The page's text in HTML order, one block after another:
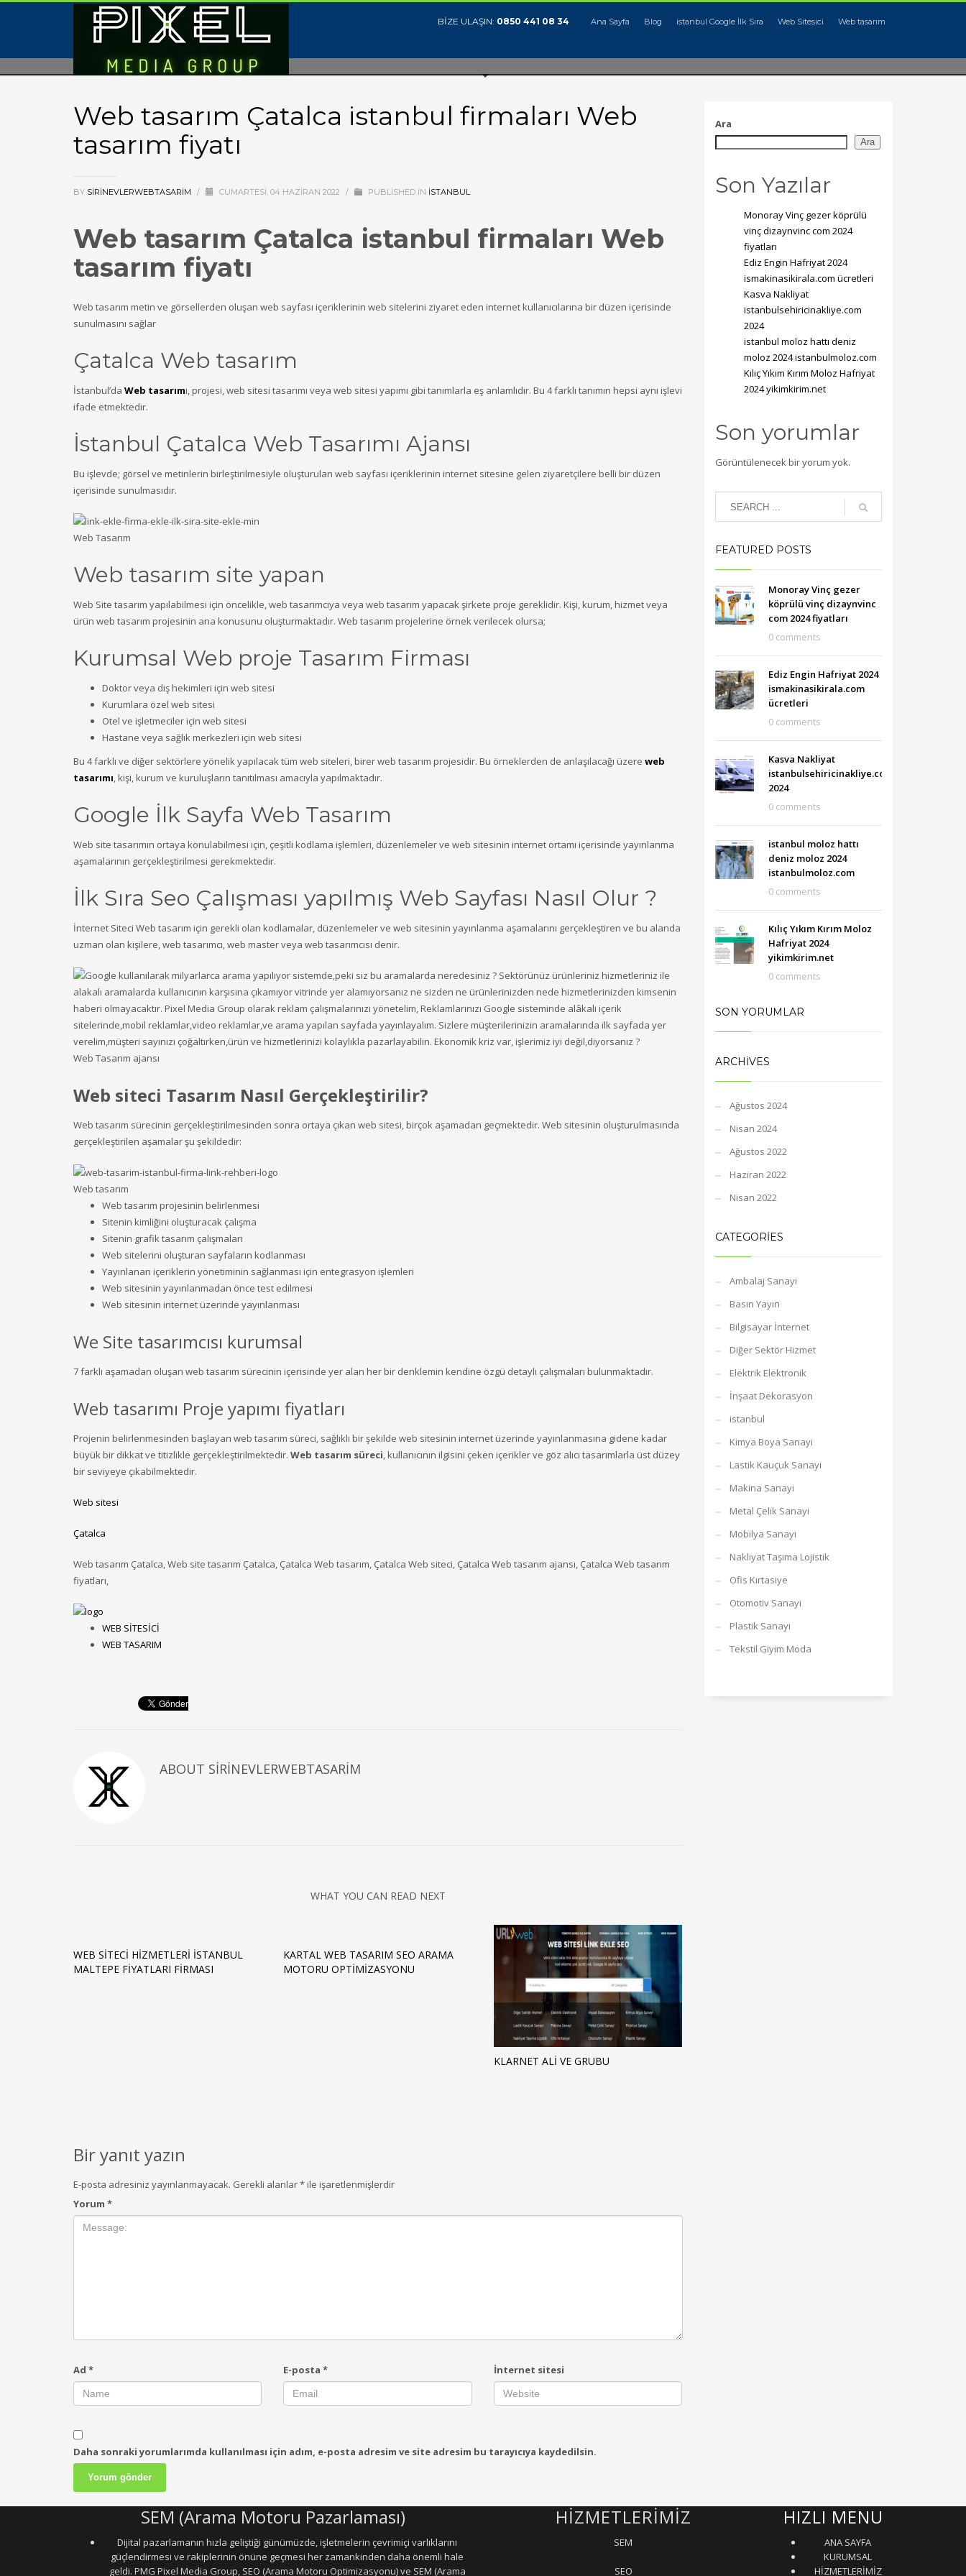
BİZE ULAŞIN: 0850 441 08 34 Ana Sayfa Blog istanbul Google İlk Sıra Web Sitesici Web tasarım
Web tasarım Çatalca istanbul firmaları Web
tasarım fiyatı
BY SIRINEVLERWEBTASARIM / CUMARTESI, 04 HAZIRAN 2022 / PUBLISHED IN ISTANBUL
Web tasarım Çatalca istanbul firmaları Web
tasarım fiyatı
Web tasarım metin ve görsellerden oluşan web sayfası içeriklerinin web sitelerini ziyaret eden internet kullanıcılarına bir düzen içerisinde
sunulmasını sağlar
Çatalca Web tasarım
İstanbul’da Web tasarımı, projesi, web sitesi tasarımı veya web sitesi yapımı gibi tanımlarla eş anlamlıdır. Bu 4 farklı tanımın hepsi aynı işlevi
ifade etmektedir.
İstanbul Çatalca Web Tasarımı Ajansı
Bu işlevde; görsel ve metinlerin birleştirilmesiyle oluşturulan web sayfası içeriklerinin internet sitesine gelen ziyaretçilere belli bir düzen
içerisinde sunulmasıdır.
Web Tasarım
Web tasarım site yapan
Web Site tasarım yapılabilmesi için öncelikle, web tasarımcıya veya web tasarım yapacak şirkete proje gereklidir. Kişi, kurum, hizmet veya
ürün web tasarım projesinin ana konusunu oluşturmaktadır. Web tasarım projelerine örnek verilecek olursa;
Kurumsal Web proje Tasarım Firması
Doktor veya diş hekimleri için web sitesi
Kurumlara özel web sitesi
Otel ve işletmeciler için web sitesi
Hastane veya sağlık merkezleri için web sitesi
Bu 4 farklı ve diğer sektörlere yönelik yapılacak tüm web siteleri, birer web tasarım projesidir. Bu örneklerden de anlaşılacağı üzere web
tasarımı, kişi, kurum ve kuruluşların tanıtılması amacıyla yapılmaktadır.
Google İlk Sayfa Web Tasarım
Web site tasarımın ortaya konulabilmesi için, çeşitli kodlama işlemleri, düzenlemeler ve web sitesinin internet ortamı içerisinde yayınlanma
aşamalarının gerçekleştirilmesi gerekmektedir.
İlk Sıra Seo Çalışması yapılmış Web Sayfası Nasıl Olur ?
İnternet Siteci Web tasarım için gerekli olan kodlamalar, düzenlemeler ve web sitesinin yayınlanma aşamalarını gerçekleştiren ve bu alanda
uzman olan kişilere, web tasarımcı, web master veya web tasarımcısı denir.
Web Tasarım ajansı
Web siteci Tasarım Nasıl Gerçekleştirilir?
Web tasarım sürecinin gerçekleştirilmesinden sonra ortaya çıkan web sitesi, birçok aşamadan geçmektedir. Web sitesinin oluşturulmasında
gerçekleştirilen aşamalar şu şekildedir:
Web tasarım
Web tasarım projesinin belirlenmesi
Sitenin kimliğini oluşturacak çalışma
Sitenin grafik tasarım çalışmaları
Web sitelerini oluşturan sayfaların kodlanması
Yayınlanan içeriklerin yönetiminin sağlanması için entegrasyon işlemleri
Web sitesinin yayınlanmadan önce test edilmesi
Web sitesinin internet üzerinde yayınlanması
We Site tasarımcısı kurumsal
7 farklı aşamadan oluşan web tasarım sürecinin içerisinde yer alan her bir denklemin kendine özgü detaylı çalışmaları bulunmaktadır.
Web tasarımı Proje yapımı fiyatları
Projenin belirlenmesinden başlayan web tasarım süreci, sağlıklı bir şekilde web sitesinin internet üzerinde yayınlanmasına gidene kadar
büyük bir dikkat ve titizlikle gerçekleştirilmektedir. Web tasarım süreci, kullanıcının ilgisini çeken içerikler ve göz alıcı tasarımlarla üst düzey
bir seviyeye çıkabilmektedir.
Web sitesi
Çatalca
Web tasarım Çatalca, Web site tasarım Çatalca, Çatalca Web tasarım, Çatalca Web siteci, Çatalca Web tasarım ajansı, Çatalca Web tasarım
fiyatları,
WEB SİTESİCİ
WEB TASARIM
ABOUT SIRINEVLERWEBTASARIM
WHAT YOU CAN READ NEXT
WEB SITECI HIZMETLERI İSTANBUL
MALTEPE FIYATLARI FIRMASI
KARTAL WEB TASARIM SEO ARAMA
MOTORU OPTIMIZASYONU
KLARNET ALI VE GRUBU
Bir yanıt yazın
E-posta adresiniz yayınlanmayacak. Gerekli alanlar*ile işaretlenmişlerdir
Yorum *
Ad * E-posta* İnternet sitesi
Daha sonraki yorumlarımda kullanılması için adım, e-posta adresim ve site adresim bu tarayıcıya kaydedilsin.
Ara
Ara
Son Yazılar
Monoray Vinç gezer köprülü
vinç dizaynvinc com 2024
fiyatları
Ediz Engin Hafriyat 2024
ismakinasikirala.com ücretleri
Kasva Nakliyat
istanbulsehiricinakliye.com
2024
istanbul moloz hattı deniz
moloz 2024 istanbulmoloz.com
Kılıç Yıkım Kırım Moloz Hafriyat
2024 yikimkirim.net
Son yorumlar
Görüntülenecek bir yorum yok.
FEATURED POSTS
Monoray Vinç gezer
köprülü vinç dizaynvinc
com 2024 fiyatları
0 comments
Ediz Engin Hafriyat 2024
ismakinasikirala.com
ücretleri
0 comments
Kasva Nakliyat
istanbulsehiricinakliye.com
2024
0 comments
istanbul moloz hattı
deniz moloz 2024
istanbulmoloz.com
0 comments
Kılıç Yıkım Kırım Moloz
Hafriyat 2024
yikimkirim.net
0 comments
SON YORUMLAR
ARCHIVES
Ağustos 2024
Nisan 2024
Ağustos 2022
Haziran 2022
Nisan 2022
CATEGORIES
Ambalaj Sanayi
Basın Yayın
Bilgisayar İnternet
Diğer Sektör Hizmet
Elektrik Elektronik
İnşaat Dekorasyon
istanbul
Kimya Boya Sanayi
Lastik Kauçuk Sanayi
Makina Sanayi
Metal Çelik Sanayi
Mobilya Sanayi
Nakliyat Taşıma Lojistik
Ofis Kırtasiye
Otomotiv Sanayi
Plastik Sanayi
Tekstil Giyim Moda
SEM (Arama Motoru Pazarlaması)
Dijital pazarlamanın hızla geliştiği günümüzde, işletmelerin çevrimiçi varlıklarını
güçlendirmesi ve rakiplerinin önüne geçmesi her zamankinden daha önemli hale
geldi. PMG Pixel Media Group, SEO (Arama Motoru Optimizasyonu) ve SEM (Arama
HİZMETLERİMİZ
SEM
SEO
HIZLI MENU
ANA SAYFA
KURUMSAL
HİZMETLERİMİZ